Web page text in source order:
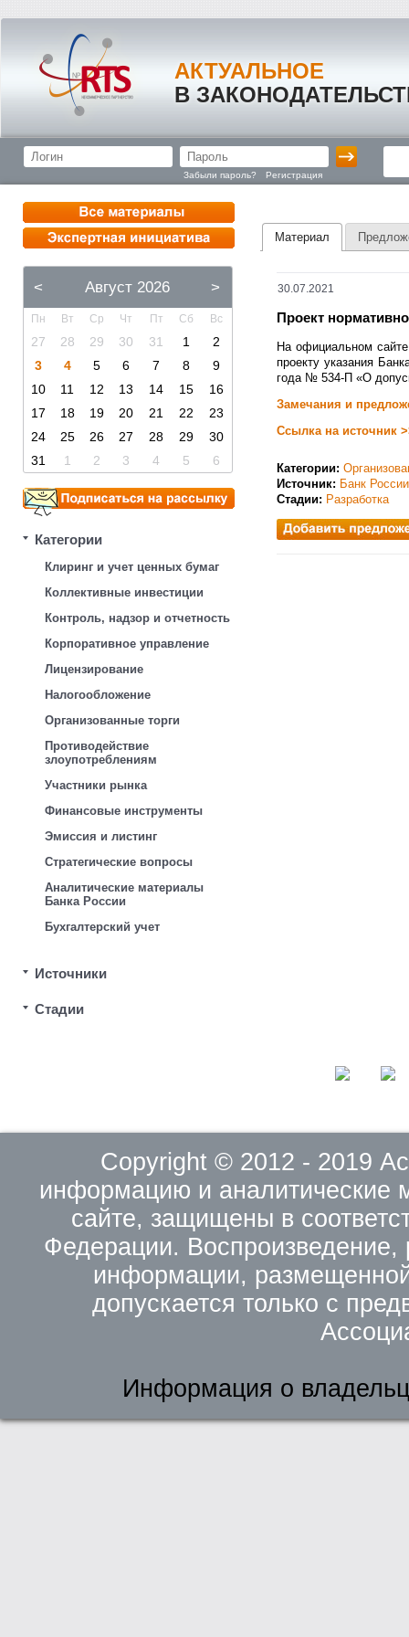
АКТУАЛЬНОЕ
В
Забыли пароль? Регистрация
< Август 2026 >
Пн Вт Ср Чт Пт Сб Вс
27 28 29 30 31 1
2
3
4 5 6 7 8
9
10
11 12 13 14 15
16
17
18 19 20 21 22
23
24
25 26 27 28 29
30
31
1 2 3 4 5 6
Категории
Клиринг и учет ценных бумаг
Коллективные инвестиции
Контроль, надзор и отчетность
Корпоративное управление
Лицензирование
Налогообложение
Организованные торги
Противодействие
злоупотреблениям
Участники рынка
Финансовые инструменты
Эмиссия и листинг
Стратегические вопросы
Аналитические материалы
Банка России
Бухгалтерский учет
Источники
Стадии
Материал
30.07.2021
Проект
На официальном
проекту указания
года № 534-П «О
Замечания и
Ссылка на источник
Категории:
Источник: Банк России
Стадии: Разработка
Copyright © 2012 - 2019
информацию и
сайте, защищены в
Федерации. Воспроизведение,
информации,
допускается только с
Информация о